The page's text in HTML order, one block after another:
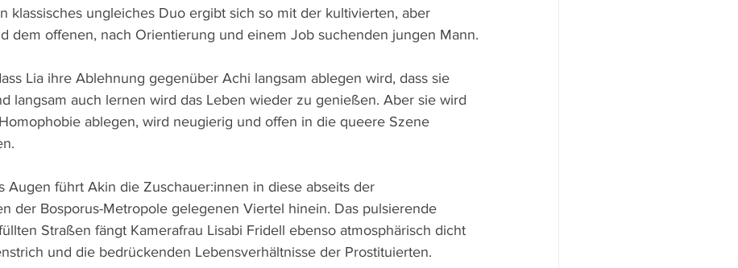
klassisches ungleiches Duo ergibt sich so mit der kultivierten, aber
dem offenen, nach Orientierung und einem Job suchenden jungen Mann.
Lia ihre Ablehnung gegenüber Achi langsam ablegen wird, dass sie
langsam auch lernen wird das Leben wieder zu genießen. Aber sie wird
ablegen, wird neugierig und offen in die queere Szene
Augen führt Akin die Zuschauer:innen in diese abseits der
der Bosporus-Metropole gelegenen Viertel hinein. Das pulsierende
Straßen fängt Kamerafrau Lisabi Fridell ebenso atmosphärisch dicht
und die bedrückenden Lebensverhältnisse der Prostituierten.